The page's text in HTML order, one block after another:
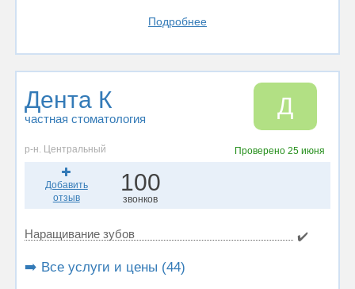
Подробнее
Дента К
частная стоматология Д
р-н. Центральный Проверено 25 июня
Добавить
отзыв
100
звонков
Наращивание зубов ✔️
➡️ Все услуги и цены (44)